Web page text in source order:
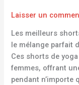
Laisser un
Les meilleurs
le mélange parfait
Ces shorts de
femmes, offrant
pendant n’importe